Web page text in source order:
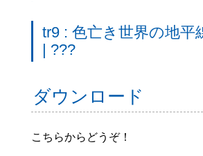
tr9 : 色亡き世界の地平
| ???
ダウンロード
こちらからどうぞ！